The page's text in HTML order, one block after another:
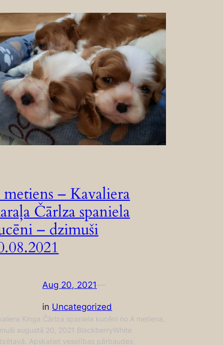
– Kavaliera
Čārlza spaniela
– dzimuši
Aug 20, 2021—
in Uncategorized
Kinga Čārlza spaniela kucēni no A metiena,
augustā 20, 2021 BlackberryWhite
Apskatiet veselības pārbaudes,